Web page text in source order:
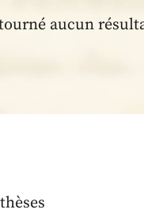
aucun